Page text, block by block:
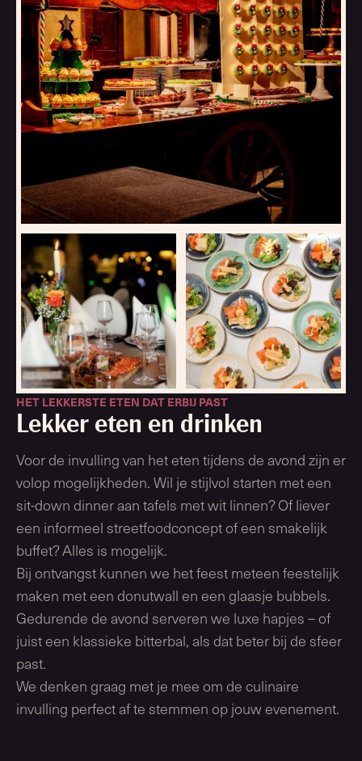
HET LEKKERSTE ETEN DAT ERBIJ PAST
Lekker eten en drinken
Voor de invulling van het eten tijdens de avond zijn er
volop mogelijkheden. Wil je stijlvol starten met een
sit-down dinner aan tafels met wit linnen? Of liever
een informeel streetfoodconcept of een smakelijk
buffet? Alles is mogelijk.
Bij ontvangst kunnen we het feest meteen feestelijk
maken met een donutwall en een glaasje bubbels.
Gedurende de avond serveren we luxe hapjes – of
juist een klassieke bitterbal, als dat beter bij de sfeer
past.
We denken graag met je mee om de culinaire
invulling perfect af te stemmen op jouw evenement.